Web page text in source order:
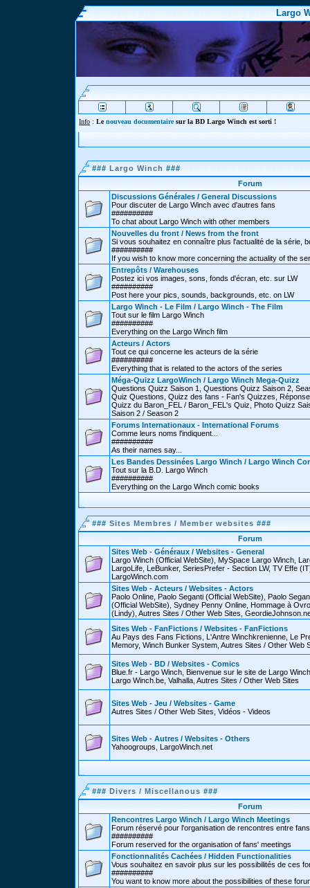
Largo
Info : Lenouveau documentairesur la BD Largo Winch est sorti !
### Largo Winch ###
Forum
Discussions Générales / General Discussions
Pour discuter de Largo Winch avec d'autres fans
##########
To chat about Largo Winch with other members
Nouvelles du front / News from the front
Si vous souhaitez en connaître plus l'actualité de la série,
##########
If you wish to know more concerning the actuality of the
Entrepôts / Warehouses
Postez ici vos images, sons, fonds d'écran, etc. sur LW
##########
Post here your pics, sounds, backgrounds, etc. on LW
Largo Winch - Le Film / Largo Winch - The Film
Tout sur le film Largo Winch
##########
Everything on the Largo Winch film
Acteurs / Actors
Tout ce qui concerne les acteurs de la série
##########
Everything that is related to the actors of the series
Méga-Quizz LargoWinch / Largo Winch Mega-Quizz
Questions Quizz Saison 1, Questions Quizz Saison 2,
Quiz Questions, Quizz des fans - Fan's Quizzes,
Quizz du Baron_FEL / Baron_FEL's Quiz, Photo Quizz
Saison 2 / Season 2
Forums Internationaux - International Forums
Comme leurs noms l'indiquent...
##########
As their names say...
Les Bandes Dessinées Largo Winch / Largo Winch
Tout sur la B.D. Largo Winch
##########
Everything on the Largo Winch comic books
### Sites Membres / Member websites ###
Forum
Sites Web - Généraux / Websites - General
Largo Winch (Official WebSite), MySpace Largo Winch,
LargoLife, LeBunker, SeriesPrefer - Section LW, TV Effe
LargoWinch.com
Sites Web - Acteurs / Websites - Actors
Paolo Online, Paolo Seganti (Official WebSite), Paolo
(Official WebSite), Sydney Penny Online, Hommage à
(Lindy), Autres Sites / Other Web Sites,
Sites Web - FanFictions / Websites - FanFictions
Au Pays des Fans Fictions, L'Antre Winchkrenienne, Le
Memory, Winch Bunker System, Autres Sites / Other Web
Sites Web - BD / Websites - Comics
Blue.fr - Largo Winch, Bienvenue sur le site de Largo
Largo Winch.be, Valhalla, Autres Sites / Other Web Sites
Sites Web - Jeu / Websites - Game
Autres Sites / Other Web Sites, Vidéos - Videos
Sites Web - Autres / Websites - Others
Yahoogroups, LargoWinch.net
### Divers / Miscellanous ###
Forum
Rencontres Largo Winch / Largo Winch Meetings
Forum réservé pour l'organisation de rencontres entre fans
##########
Forum reserved for the organisation of fans' meetings
Fonctionnalités Cachées / Hidden Functionalities
Vous souhaitez en savoir plus sur les possibilités de ces
##########
You want to know more about the possibilities of these